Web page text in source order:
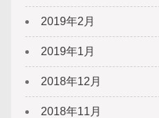
2019年2月
2019年1月
2018年12月
2018年11月